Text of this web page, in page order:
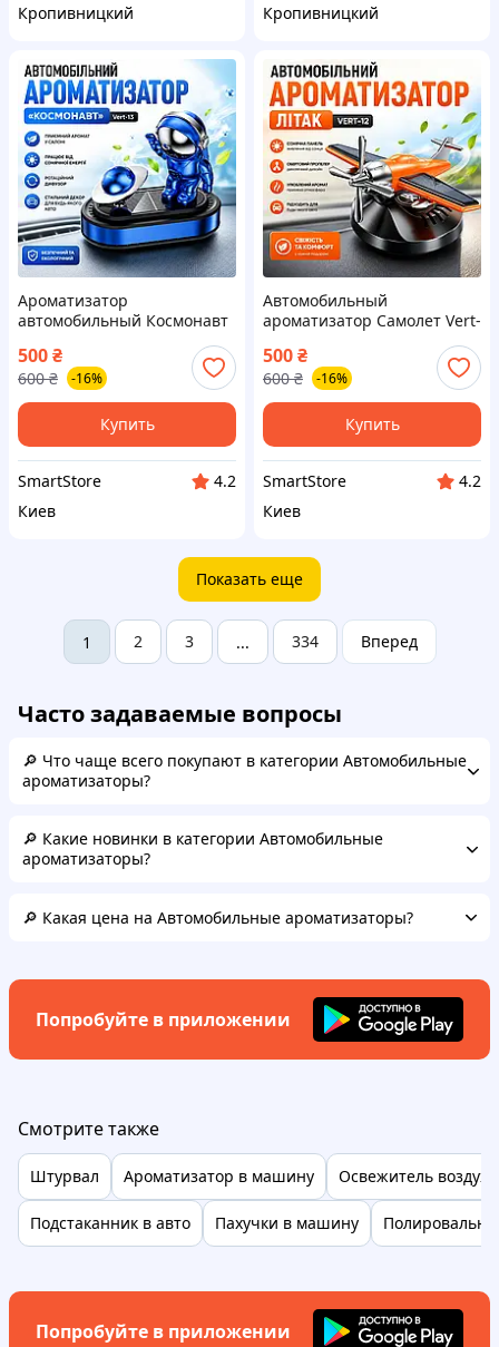
Кропивницкий
Кропивницкий
Ароматизатор
автомобильный Космонавт
планетой на солнечной
панели
500₴
600 ₴ -16%
Купить
SmartStore
4.2
Киев
Автомобильный
ароматизатор Самолет Vert-
12 с солнечной панелью и
вращающимся
пропеллером
500₴
600 ₴ -16%
Купить
SmartStore
4.2
Киев
Показать еще
1 2 3 ... 334 Вперед
Часто задаваемые вопросы
🔎 Что чаще всего покупают в категории Автомобильные
ароматизаторы?
🔎 Какие новинки в категории Автомобильные
ароматизаторы?
🔎 Какая цена на Автомобильные ароматизаторы?
Попробуйте в приложении
Смотрите также
Штурвал Ароматизатор в машину Освежитель
Подстаканник в авто Пахучки в машину
Попробуйте в приложении